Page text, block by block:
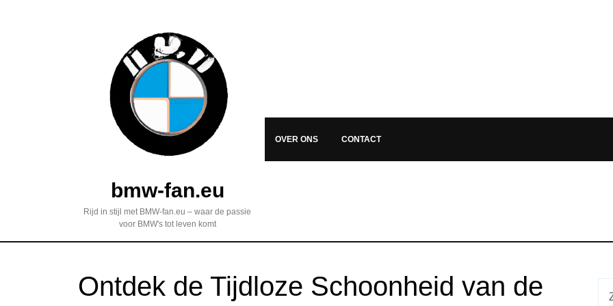
bmw-fan.eu
Rijd in stijl met BMW-fan.eu – waar de passie
voor BMW's tot leven komt
OVER ONS CONTACT
Ontdek de Tijdloze Schoonheid van de